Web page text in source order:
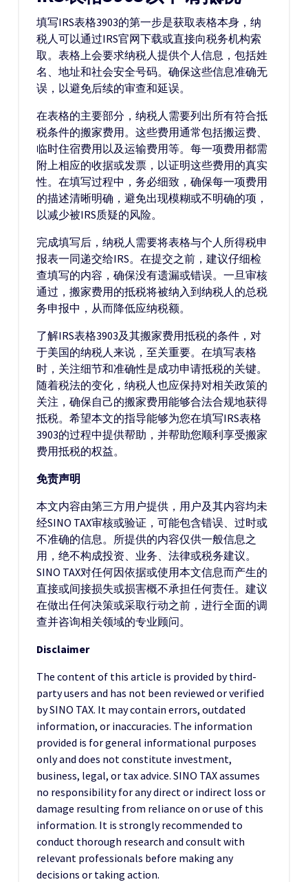
填写IRS表格3903的第一步是获取表格本身，纳
税人可以通过IRS官网下载或直接向税务机构索
取。表格上会要求纳税人提供个人信息，包括姓
名、地址和社会安全号码。确保这些信息准确无
误，以避免后续的审查和延误。
在表格的主要部分，纳税人需要列出所有符合抵
税条件的搬家费用。这些费用通常包括搬运费、
临时住宿费用以及运输费用等。每一项费用都需
附上相应的收据或发票，以证明这些费用的真实
性。在填写过程中，务必细致，确保每一项费用
的描述清晰明确，避免出现模糊或不明确的项，
以减少被IRS质疑的风险。
完成填写后，纳税人需要将表格与个人所得税申
报表一同递交给IRS。在提交之前，建议仔细检
查填写的内容，确保没有遗漏或错误。一旦审核
通过，搬家费用的抵税将被纳入到纳税人的总税
务申报中，从而降低应纳税额。
了解IRS表格3903及其搬家费用抵税的条件，对
于美国的纳税人来说，至关重要。在填写表格
时，关注细节和准确性是成功申请抵税的关键。
随着税法的变化，纳税人也应保持对相关政策的
关注，确保自己的搬家费用能够合法合规地获得
抵税。希望本文的指导能够为您在填写IRS表格
3903的过程中提供帮助，并帮助您顺利享受搬家
费用抵税的权益。
免责声明
本文内容由第三方用户提供，用户及其内容均未
经SINO TAX审核或验证，可能包含错误、过时或
不准确的信息。所提供的内容仅供一般信息之
用，绝不构成投资、业务、法律或税务建议。
SINO TAX对任何因依据或使用本文信息而产生的
直接或间接损失或损害概不承担任何责任。建议
在做出任何决策或采取行动之前，进行全面的调
查并咨询相关领域的专业顾问。
Disclaimer
The content of this article is provided by third-
party users and has not been reviewed or verified
by SINO TAX. It may contain errors, outdated
information, or inaccuracies. The information
provided is for general informational purposes
only and does not constitute investment,
business, legal, or tax advice. SINO TAX assumes
no responsibility for any direct or indirect loss or
damage resulting from reliance on or use of this
information. It is strongly recommended to
conduct thorough research and consult with
relevant professionals before making any
decisions or taking action.